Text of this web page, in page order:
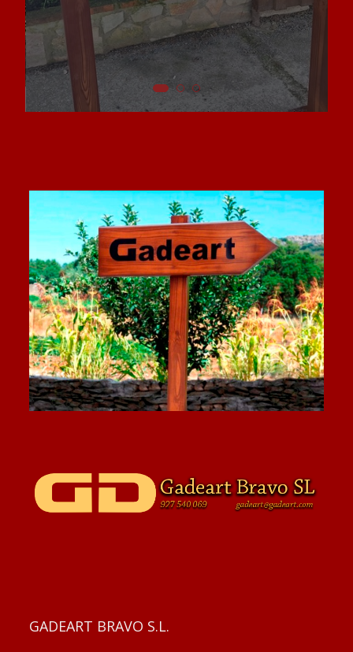
GADEART BRAVO S.L.